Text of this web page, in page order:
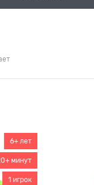
6+ лет
минут
1 игрок